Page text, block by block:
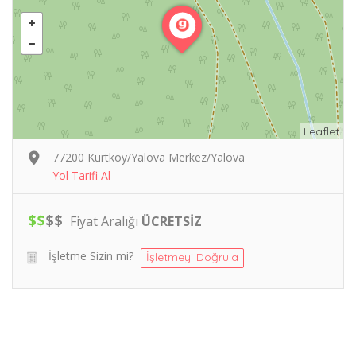
Leaflet
77200 Kurtköy/Yalova Merkez/Yalova
Yol Tarifi Al
$$$$ Fiyat Aralığı ÜCRETSİZ
İşletme Sizin mi? İşletmeyi Doğrula